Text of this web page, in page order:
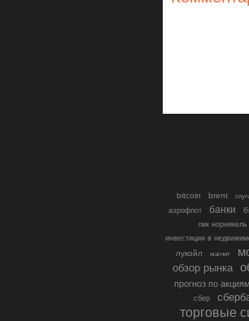
bitcoin brent
аэрофлот банки
гмк норникель
инвестиции в
лукойл
магнит
обзор рынка
прогноз по акциям
сбер
торговые